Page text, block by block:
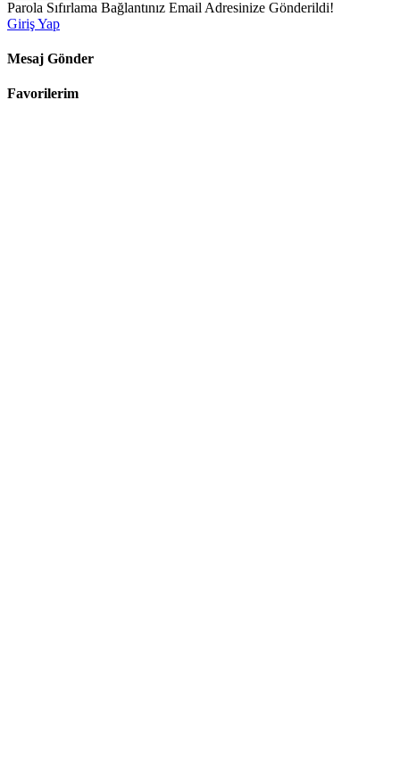
Parola Sıfırlama Bağlantınız Email Adresinize Gönderildi!
Giriş Yap
Mesaj Gönder
Favorilerim